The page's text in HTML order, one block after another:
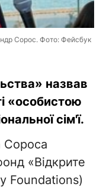
Сорос. Фото: Фейсбук
назвав
«особистою
сім'ї.
«Відкрите
Foundations)